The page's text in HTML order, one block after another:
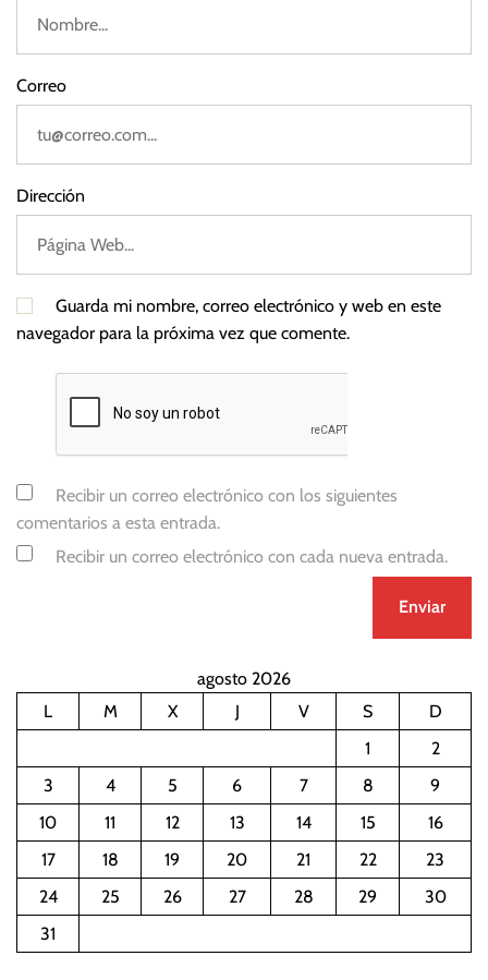
d
o
a
n
Correo
Dirección
Guarda mi nombre, correo electrónico y web en este
navegador para la próxima vez que comente.
Recibir un correo electrónico con los siguientes
comentarios a esta entrada.
Recibir un correo electrónico con cada nueva entrada.
agosto 2026
L
M X J V S
D
1
2
3
4 5 6 7 8
9
10
11 12 13 14 15
16
17
18 19 20 21 22
23
24
25 26 27 28 29
30
31